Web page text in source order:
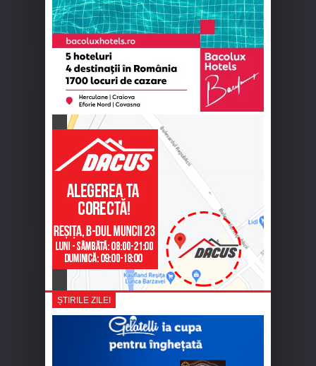
ȘTIRILE ZILEI